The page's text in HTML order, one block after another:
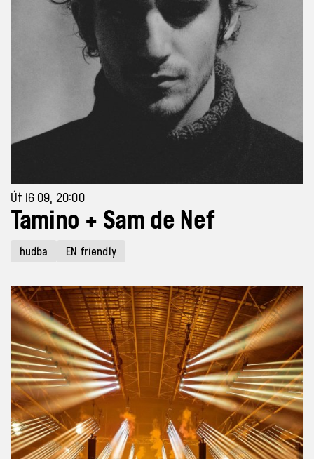
Út 16 09, 20:00
Tamino + Sam de Nef
hudba EN friendly